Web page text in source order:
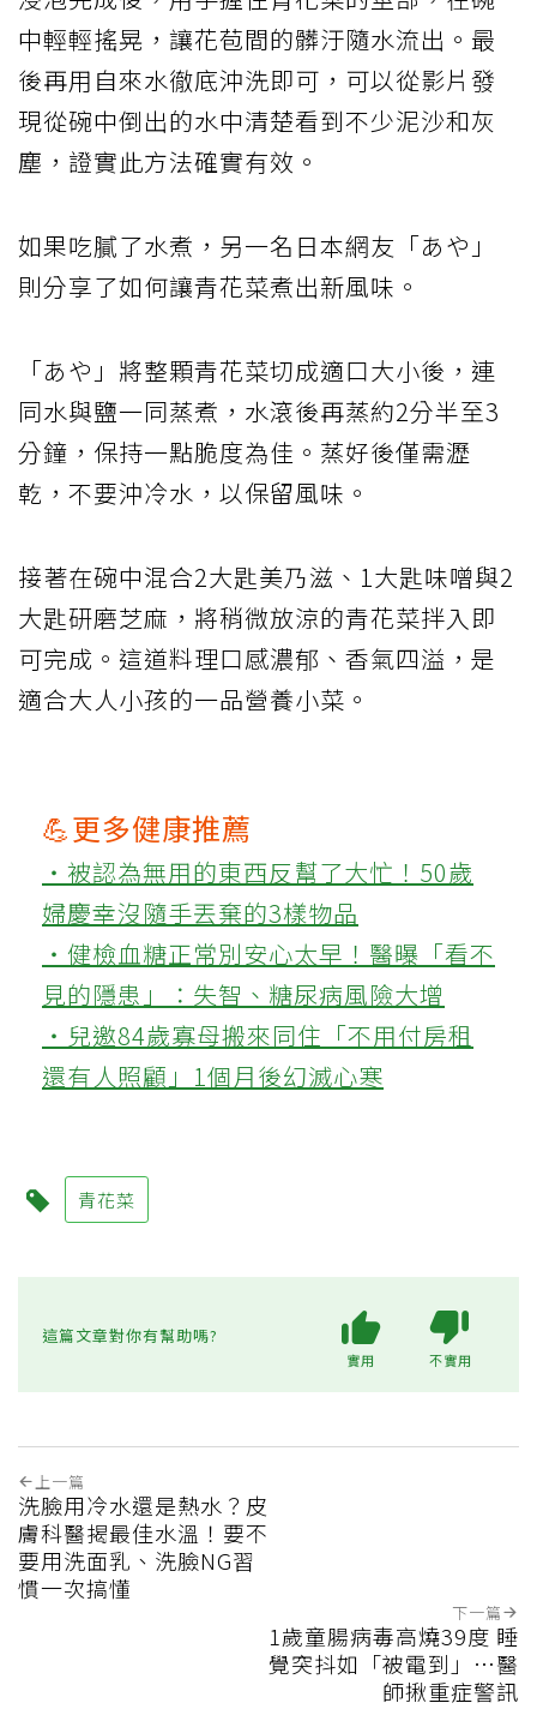
中輕輕搖晃，讓花苞間的髒汙隨水流出。最
後再用自來水徹底沖洗即可，可以從影片發
現從碗中倒出的水中清楚看到不少泥沙和灰
塵，證實此方法確實有效。
如果吃膩了水煮，另一名日本網友「あや」
則分享了如何讓青花菜煮出新風味。
「あや」將整顆青花菜切成適口大小後，連
同水與鹽一同蒸煮，水滾後再蒸約2分半至3
分鐘，保持一點脆度為佳。蒸好後僅需瀝
乾，不要沖冷水，以保留風味。
接著在碗中混合2大匙美乃滋、1大匙味噌與2
大匙研磨芝麻，將稍微放涼的青花菜拌入即
可完成。這道料理口感濃郁、香氣四溢，是
適合大人小孩的一品營養小菜。
💪更多健康推薦
‧被認為無用的東西反幫了大忙！50歲
婦慶幸沒隨手丟棄的3樣物品
‧健檢血糖正常別安心太早！醫曝「看不
見的隱患」：失智、糖尿病風險大增
‧兒邀84歲寡母搬來同住「不用付房租
還有人照顧」1個月後幻滅心寒
青花菜
這篇文章對你有幫助嗎?
實用 不實用
上一篇
洗臉用冷水還是熱水？皮
膚科醫揭最佳水溫！要不
要用洗面乳、洗臉NG習
慣一次搞懂
下一篇
1歲童腸病毒高燒39度 睡
覺突抖如「被電到」…醫
師揪重症警訊